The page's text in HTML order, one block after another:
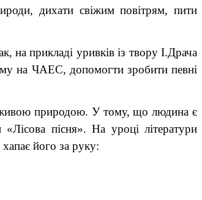
дихати свіжим повітрям, пити
на прикладі уривків із твору І.Драча
на ЧАЕС, допомогти зробити певні
живою природою. У тому, що людина є
пісня». На уроці літератури
його за руку: